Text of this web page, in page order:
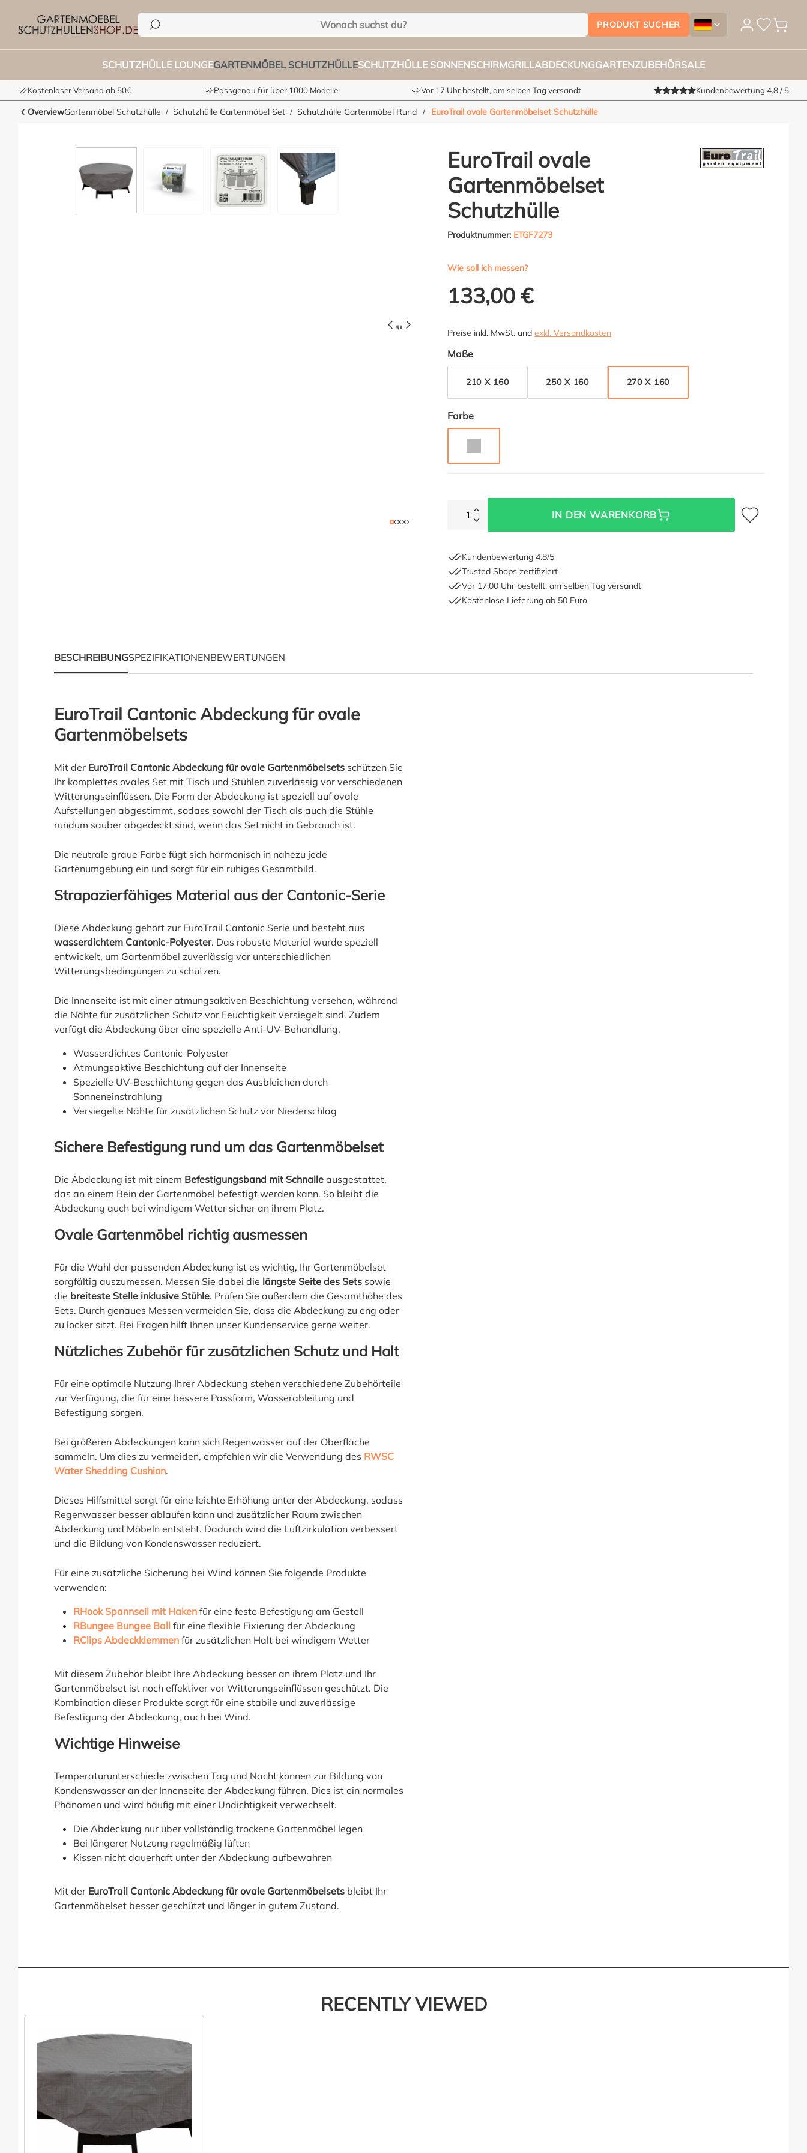
springen
Zur Hauptnavigation springen
PRODUKT SUCHER
SCHUTZHÜLLE LOUNGEGARTENMÖBEL SCHUTZHÜLLESCHUTZHÜLLE SONNENSCHIRMGRILLABDECKUNGGARTENZUBEHÖRSALE
Kostenloser Versand ab 50€ Passgenau für über 1000 Modelle Vor 17 Uhr bestellt, am selben Tag versandt Kundenbewertung 4.8 / 5
OverviewGartenmöbel Schutzhülle Schutzhülle Gartenmöbel Set Schutzhülle Gartenmöbel Rund / EuroTrail ovale Gartenmöbelset Schutzhülle
EuroTrail ovale
Gartenmöbelset
Schutzhülle
Produktnummer: ETGF7273
Wie soll ich messen?
133,00 €
Preise inkl. MwSt. undexkl. Versandkosten
Maßeauswählen
210 X 160 250 X 160 270 X 160
Farbeauswählen
1 IN DEN WARENKORB
Zum Merkzettel
Kundenbewertung 4.8/5
Trusted Shops zertifiziert
Vor 17:00 Uhr bestellt, am selben Tag versandt
Kostenlose Lieferung ab 50 Euro
BESCHREIBUNGSPEZIFIKATIONENBEWERTUNGEN
Produktinformationen "EuroTrail ovale Gartenmöbelset Schutzhülle"
EuroTrail Cantonic Abdeckung für ovale
Gartenmöbelsets
Mit der EuroTrail Cantonic Abdeckung für ovale Gartenmöbelsets schützen Sie
Ihr komplettes ovales Set mit Tisch und Stühlen zuverlässig vor verschiedenen
Witterungseinflüssen. Die Form der Abdeckung ist speziell auf ovale
Aufstellungen abgestimmt, sodass sowohl der Tisch als auch die Stühle
rundum sauber abgedeckt sind, wenn das Set nicht in Gebrauch ist.
Die neutrale graue Farbe fügt sich harmonisch in nahezu jede
Gartenumgebung ein und sorgt für ein ruhiges Gesamtbild.
Strapazierfähiges Material aus der Cantonic-Serie
Diese Abdeckung gehört zur EuroTrail Cantonic Serie und besteht aus
wasserdichtem Cantonic-Polyester. Das robuste Material wurde speziell
entwickelt, um Gartenmöbel zuverlässig vor unterschiedlichen
Witterungsbedingungen zu schützen.
Die Innenseite ist mit einer atmungsaktiven Beschichtung versehen, während
die Nähte für zusätzlichen Schutz vor Feuchtigkeit versiegelt sind. Zudem
verfügt die Abdeckung über eine spezielle Anti-UV-Behandlung.
Wasserdichtes Cantonic-Polyester
Atmungsaktive Beschichtung auf der Innenseite
Spezielle UV-Beschichtung gegen das Ausbleichen durch
Sonneneinstrahlung
Versiegelte Nähte für zusätzlichen Schutz vor Niederschlag
Sichere Befestigung rund um das Gartenmöbelset
Die Abdeckung ist mit einem Befestigungsband mit Schnalle ausgestattet,
das an einem Bein der Gartenmöbel befestigt werden kann. So bleibt die
Abdeckung auch bei windigem Wetter sicher an ihrem Platz.
Ovale Gartenmöbel richtig ausmessen
Für die Wahl der passenden Abdeckung ist es wichtig, Ihr Gartenmöbelset
sorgfältig auszumessen. Messen Sie dabei die längste Seite des Sets sowie
die breiteste Stelle inklusive Stühle. Prüfen Sie außerdem die Gesamthöhe des
Sets. Durch genaues Messen vermeiden Sie, dass die Abdeckung zu eng oder
zu locker sitzt. Bei Fragen hilft Ihnen unser Kundenservice gerne weiter.
Nützliches Zubehör für zusätzlichen Schutz und Halt
Für eine optimale Nutzung Ihrer Abdeckung stehen verschiedene Zubehörteile
zur Verfügung, die für eine bessere Passform, Wasserableitung und
Befestigung sorgen.
Bei größeren Abdeckungen kann sich Regenwasser auf der Oberfläche
sammeln. Um dies zu vermeiden, empfehlen wir die Verwendung des RWSC
Water Shedding Cushion.
Dieses Hilfsmittel sorgt für eine leichte Erhöhung unter der Abdeckung, sodass
Regenwasser besser ablaufen kann und zusätzlicher Raum zwischen
Abdeckung und Möbeln entsteht. Dadurch wird die Luftzirkulation verbessert
und die Bildung von Kondenswasser reduziert.
Für eine zusätzliche Sicherung bei Wind können Sie folgende Produkte
verwenden:
RHook Spannseil mit Haken für eine feste Befestigung am Gestell
RBungee Bungee Ball für eine flexible Fixierung der Abdeckung
RClips Abdeckklemmen für zusätzlichen Halt bei windigem Wetter
Mit diesem Zubehör bleibt Ihre Abdeckung besser an ihrem Platz und Ihr
Gartenmöbelset ist noch effektiver vor Witterungseinflüssen geschützt. Die
Kombination dieser Produkte sorgt für eine stabile und zuverlässige
Befestigung der Abdeckung, auch bei Wind.
Wichtige Hinweise
Temperaturunterschiede zwischen Tag und Nacht können zur Bildung von
Kondenswasser an der Innenseite der Abdeckung führen. Dies ist ein normales
Phänomen und wird häufig mit einer Undichtigkeit verwechselt.
Die Abdeckung nur über vollständig trockene Gartenmöbel legen
Bei längerer Nutzung regelmäßig lüften
Kissen nicht dauerhaft unter der Abdeckung aufbewahren
Mit der EuroTrail Cantonic Abdeckung für ovale Gartenmöbelsets bleibt Ihr
Gartenmöbelset besser geschützt und länger in gutem Zustand.
RECENTLY VIEWED